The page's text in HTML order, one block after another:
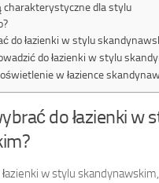
charakterystyczne dla stylu
do łazienki w stylu
do łazienki w stylu
w łazience
do łazienki w
w stylu